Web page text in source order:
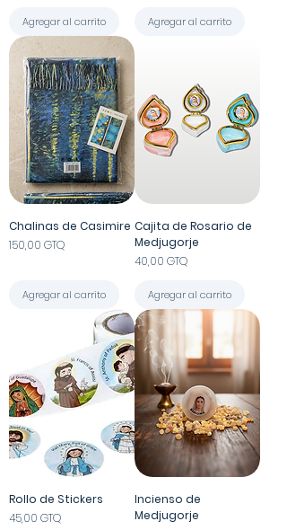
Agregar al carrito Agregar al carrito
Chalinas de Casimire
Precio
150,00 GTQ
Agregar al carrito
Cajita de Rosario de
Medjugorje
Precio
40,00 GTQ
Agregar al carrito
Rollo de Stickers
Precio
45,00 GTQ
Incienso de
Medjugorje